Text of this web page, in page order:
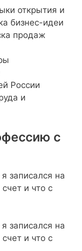
открытия и
бизнес-идеи
продаж
России
и
с